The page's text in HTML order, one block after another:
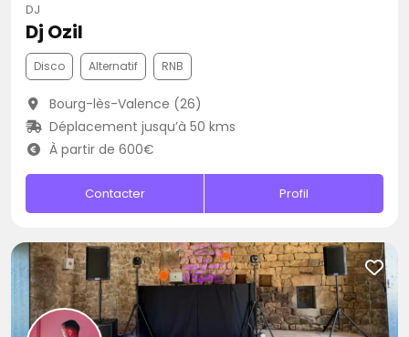
DJ
Dj Ozil
Disco Alternatif RNB
Bourg-lès-Valence (26)
Déplacement jusqu’à 50 kms
À partir de 600€
Contacter Profil